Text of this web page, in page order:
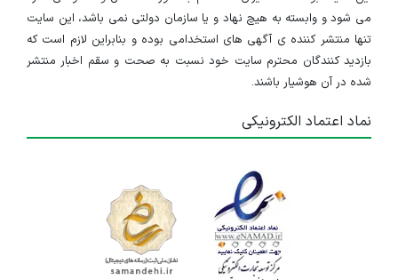
می شود و وابسته به هیچ نهاد و یا سازمان دولتی نمی باشد، این سایت
تنها منتشر کننده ی آگهی های استخدامی بوده و بنابراین لازم است که
بازدید کنندگان محترم سایت خود نسبت به صحت و سقم اخبار منتشر
شده در آن هوشیار باشند.
نماد اعتماد الکترونیکی